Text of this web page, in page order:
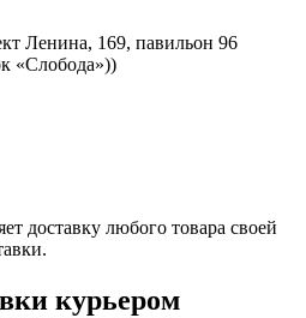
Ленина, 169, павильон 96
«Слобода»))
доставку любого товара своей
курьером